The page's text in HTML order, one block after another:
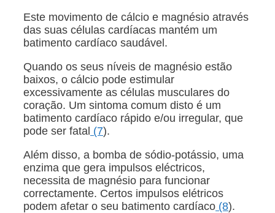
Este movimento de cálcio e magnésio através
das suas células cardíacas mantém um
batimento cardíaco saudável.
Quando os seus níveis de magnésio estão
baixos, o cálcio pode estimular
excessivamente as células musculares do
coração. Um sintoma comum disto é um
batimento cardíaco rápido e/ou irregular, que
pode ser fatal (7).
Além disso, a bomba de sódio-potássio, uma
enzima que gera impulsos eléctricos,
necessita de magnésio para funcionar
correctamente. Certos impulsos elétricos
podem afetar o seu batimento cardíaco (8).